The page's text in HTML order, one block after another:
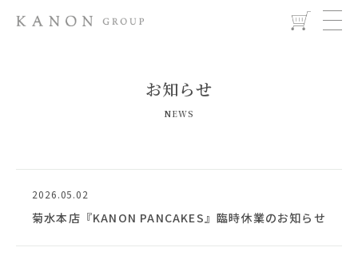
お知らせ
NEWS
2026.05.02
菊水本店『KANON PANCAKES』臨時休業のお知らせ